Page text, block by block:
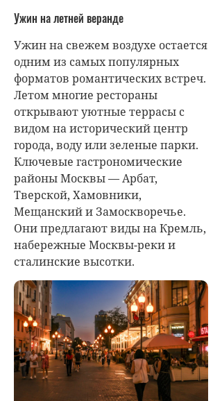
Ужин на летней веранде
Ужин на свежем воздухе остается
одним из самых популярных
форматов романтических встреч.
Летом многие рестораны
открывают уютные террасы с
видом на исторический центр
города, воду или зеленые парки.
Ключевые гастрономические
районы Москвы — Арбат,
Тверской, Хамовники,
Мещанский и Замоскворечье.
Они предлагают виды на Кремль,
набережные Москвы-реки и
сталинские высотки.